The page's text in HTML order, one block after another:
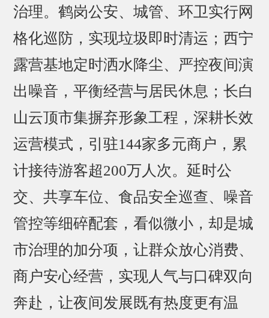
治理。鹤岗公安、城管、环卫实行网
格化巡防，实现垃圾即时清运；西宁
露营基地定时洒水降尘、严控夜间演
出噪音，平衡经营与居民休息；长白
山云顶市集摒弃形象工程，深耕长效
运营模式，引驻144家多元商户，累
计接待游客超200万人次。延时公
交、共享车位、食品安全巡查、噪音
管控等细碎配套，看似微小，却是城
市治理的加分项，让群众放心消费、
商户安心经营，实现人气与口碑双向
奔赴，让夜间发展既有热度更有温